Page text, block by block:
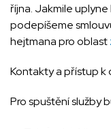
října. Jakmile
podepíšeme
hejtmana pro oblast
Kontakty a přístup
Pro spuštění služby